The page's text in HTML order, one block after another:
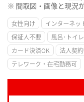
※ 間取図・画像と現況
女性向け インターネッ
保証人不要
風呂･トイ
カード決済OK
法人契
テレワーク・在宅勤務可